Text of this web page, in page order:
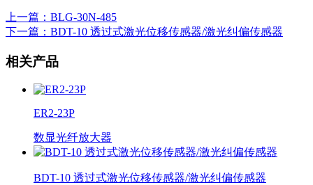
上一篇 ：BLG-30N-485
下一篇 ：BDT-10 透过式激光位移传感器/激光纠偏传感器
相关产品
ER2-23P
数显光纤放大器
BDT-10 透过式激光位移传感器/激光纠偏传感器